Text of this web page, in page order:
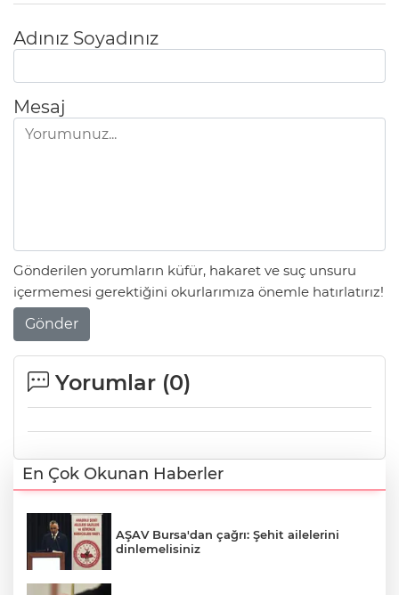
Adınız Soyadınız
Mesaj
Gönderilen yorumların küfür, hakaret ve suç unsuru
içermemesi gerektiğini okurlarımıza önemle hatırlatırız!
Gönder
Yorumlar (0)
En Çok Okunan Haberler
AŞAV Bursa'dan çağrı: Şehit ailelerini
dinlemelisiniz